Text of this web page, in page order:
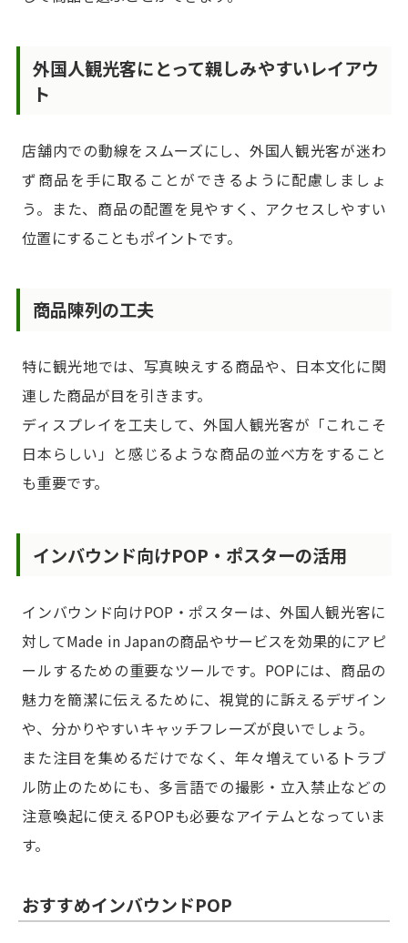
外国人観光客にとって親しみやすいレイアウ
ト
店舗内での動線をスムーズにし、外国人観光客が迷わ
ず商品を手に取ることができるように配慮しましょ
う。また、商品の配置を見やすく、アクセスしやすい
位置にすることもポイントです。
商品陳列の工夫
特に観光地では、写真映えする商品や、日本文化に関
連した商品が目を引きます。
ディスプレイを工夫して、外国人観光客が「これこそ
日本らしい」と感じるような商品の並べ方をすること
も重要です。
インバウンド向けPOP・ポスターの活用
インバウンド向けPOP・ポスターは、外国人観光客に
対してMade in Japanの商品やサービスを効果的にアピ
ールするための重要なツールです。POPには、商品の
魅力を簡潔に伝えるために、視覚的に訴えるデザイン
や、分かりやすいキャッチフレーズが良いでしょう。
また注目を集めるだけでなく、年々増えているトラブ
ル防止のためにも、多言語での撮影・立入禁止などの
注意喚起に使えるPOPも必要なアイテムとなっていま
す。
おすすめインバウンドPOP